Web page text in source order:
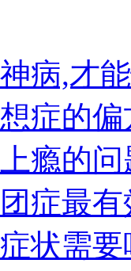
病,才
症的偏
瘾的
症最
状需